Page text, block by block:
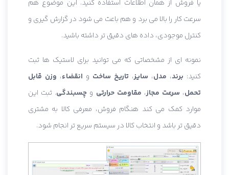
یا فروش از همان اطلاعات استفاده کنید. این موضوع هم
سرعت کار را بالا می برد و هم باعث می شود در گزارش گیری و
کنترل موجودی، داده های دقیق تر داشته باشید.
نمونه ای از مشخصاتی که می توانید برای لاستیک ها ثبت
کنید: برند، مدل، سایز، تاریخ ساخت و انقضاء، وزن قابل
تحمل، سرعت مجاز، مقاومت حرارتی و چسبندگی. ثبت این
موارد کمک می کند هنگام فروش، معرفی کالا به مشتری
دقیق تر باشد و انتخاب کالا در سیستم سریع تر انجام شود.